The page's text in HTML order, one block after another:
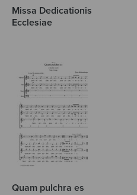
Missa Dedicationis
Ecclesiae
Quam pulchra es